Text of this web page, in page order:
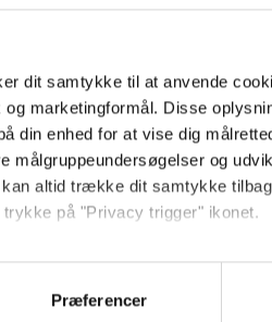
dit samtykke til at anvende
marketingformål. Disse
din enhed for at vise dig
målgruppeundersøgelser og
altid trække dit samtykke
på "Privacy trigger" ikonet.
om din placering, der kan
Præferencer
oprindelige film
liv til alt fra
D.C. til London.
20th